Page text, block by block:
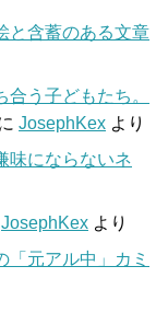
と含蓄のある文章
う子どもたち。
JosephKex より
味にならないネ
JosephKex より
元アル中」カミ